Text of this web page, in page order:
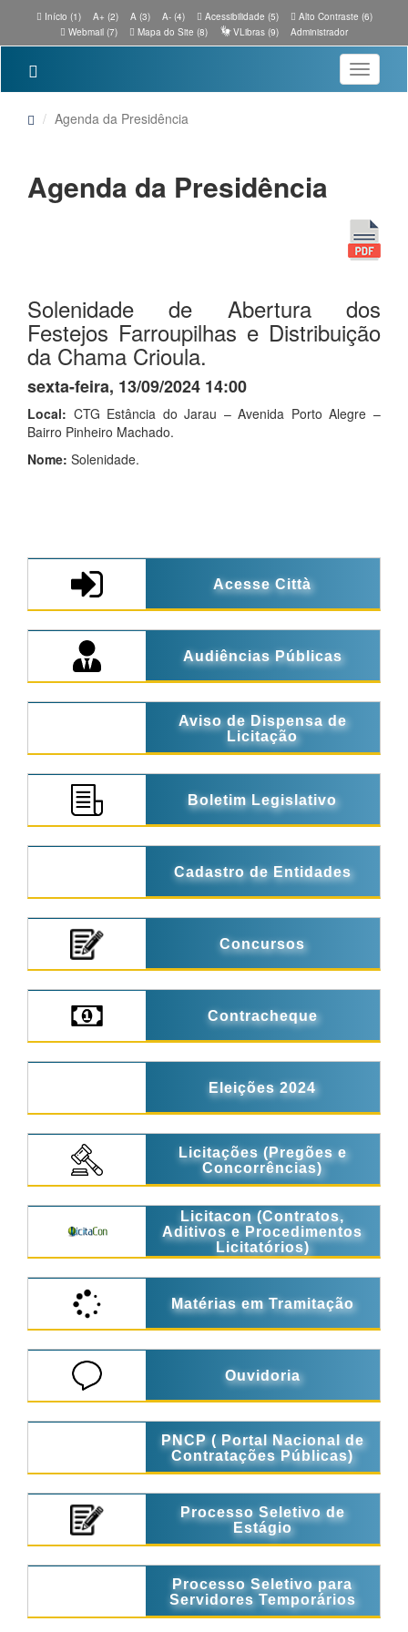
Início (1) A+ (2) A (3) A- (4) Acessibilidade (5)
Alto Contraste (6)
Webmail (7)
Mapa do Site (8) VLibras (9) Administrador
Toggle
Agenda da Presidência
Agenda da Presidência
Solenidade de Abertura dos
Festejos Farroupilhas e Distribuição
da Chama Crioula.
sexta-feira, 13/09/2024 14:00
Local: CTG Estância do Jarau – Avenida Porto Alegre –
Bairro Pinheiro Machado.
Nome: Solenidade.
Acesse Città
Audiências Públicas
Aviso de Dispensa de
Licitação
Boletim Legislativo
Cadastro de Entidades
Concursos
Contracheque
Eleições 2024
Licitações (Pregões e
Concorrências)
Licitacon (Contratos,
Aditivos e Procedimentos
Licitatórios)
Matérias em Tramitação
Ouvidoria
PNCP ( Portal Nacional de
Contratações Públicas)
Processo Seletivo de
Estágio
Processo Seletivo para
Servidores Temporários